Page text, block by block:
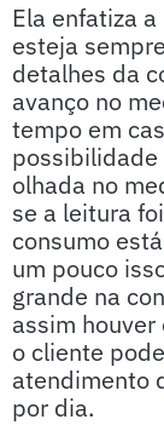
Ela enfatiza
esteja
detalhes da
avanço no
tempo em
possibilidade
olhada no
se a leitura
consumo
um pouco
grande na
assim
o cliente
atendimento
por dia.